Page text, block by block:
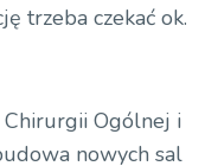
trzeba czekać ok.
Chirurgii Ogólnej i
nowych sal